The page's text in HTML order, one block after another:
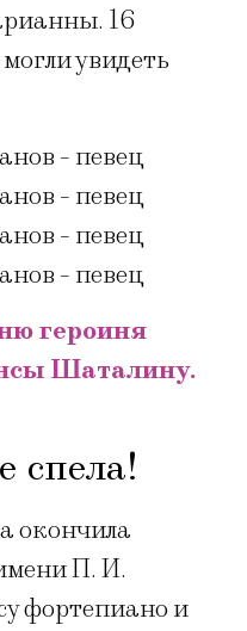
16
увидеть
героиня
Шаталину.
спела!
окончила
П. И.
фортепиано и